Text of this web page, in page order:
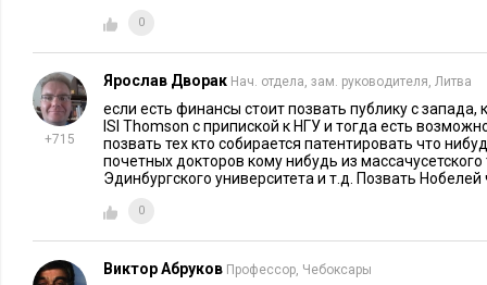
за курса валют резко уменьшились, и закрытости страны, и,
Иннополисом похожий вопрос можно задать и
программисты хорошего уровня, которые, к тому же,
University(партнера Иннополиса), могут уехать в любую
MicrosoftилиGoogle. А нам хотелось бы, чтобы
импортозамещением, но с этим пока тоже нет никакой
В случае сФизтехом, в жизни которого я тоже продолжаю
0
+715
Ярослав Дворак Нач. отдела, зам. руководителя, Литва
если есть финансы стоит позвать публику с запада,
ISI Thomson с припиской к НГУ и тогда есть
позвать тех кто собирается патентировать что
почетных докторов кому нибудь из массачусетского
Эдинбургского университета и т.д. Позвать Нобелей
0
Виктор Абруков Профессор, Чебоксары